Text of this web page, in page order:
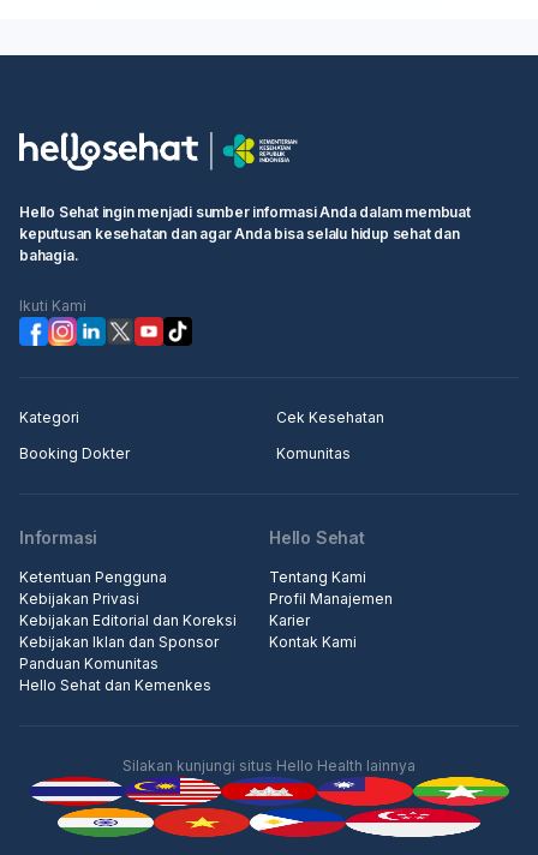
Hello Sehat ingin menjadi sumber informasi Anda dalam membuat
keputusan kesehatan dan agar Anda bisa selalu hidup sehat dan
bahagia.
Ikuti Kami
Kategori
Cek Kesehatan
Booking Dokter
Komunitas
Informasi
Ketentuan Pengguna
Kebijakan Privasi
Kebijakan Editorial dan Koreksi
Kebijakan Iklan dan Sponsor
Panduan Komunitas
Hello Sehat dan Kemenkes
Hello Sehat
Tentang Kami
Profil Manajemen
Karier
Kontak Kami
Silakan kunjungi situs Hello Health lainnya